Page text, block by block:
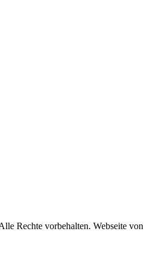
Rechte vorbehalten. Webseite von